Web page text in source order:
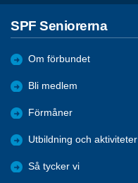
SPF Seniorerna
Om förbundet
Bli medlem
Förmåner
Utbildning och aktiviteter
Så tycker vi